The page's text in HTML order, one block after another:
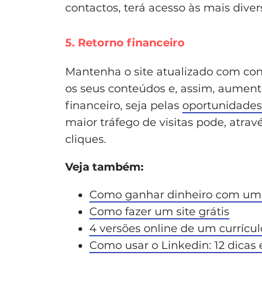
contactos, terá acesso às mais
5. Retorno financeiro
Mantenha o site atualizado com
os seus conteúdos e, assim,
financeiro, seja pelas
maior tráfego de visitas pode,
cliques.
Veja também:
Como ganhar dinheiro com
Como fazer um site grátis
4 versões online de um
Como usar o Linkedin: 12 dicas